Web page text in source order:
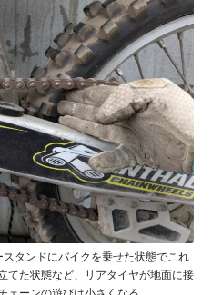
タンドにバイクを乗せた状態でこれ
てた状態など、リアタイヤが地面に接